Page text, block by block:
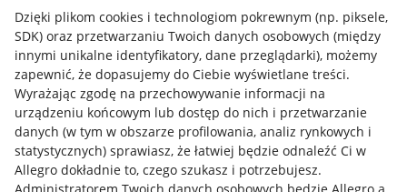
Dzięki plikom cookies i technologiom pokrewnym (np. piksele,
SDK) oraz przetwarzaniu Twoich danych osobowych (między
innymi unikalne identyfikatory, dane przeglądarki), możemy
zapewnić, że dopasujemy do Ciebie wyświetlane treści.
Wyrażając zgodę na przechowywanie informacji na
urządzeniu końcowym lub dostęp do nich i przetwarzanie
danych (w tym w obszarze profilowania, analiz rynkowych i
statystycznych) sprawiasz, że łatwiej będzie odnaleźć Ci w
Allegro dokładnie to, czego szukasz i potrzebujesz.
Nawigacja